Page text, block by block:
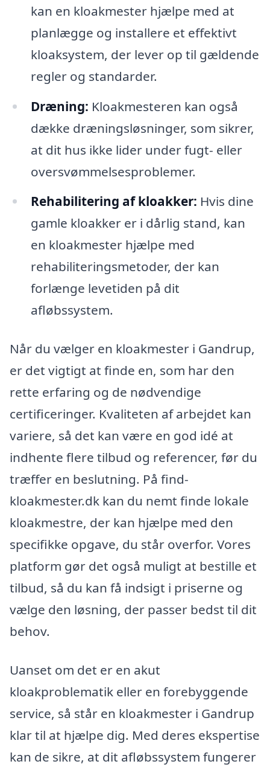
kan en kloakmester hjælpe med at
planlægge og installere et effektivt
kloaksystem, der lever op til gældende
regler og standarder.
Dræning: Kloakmesteren kan også
dække dræningsløsninger, som sikrer,
at dit hus ikke lider under fugt- eller
oversvømmelsesproblemer.
Rehabilitering af kloakker: Hvis dine
gamle kloakker er i dårlig stand, kan
en kloakmester hjælpe med
rehabiliteringsmetoder, der kan
forlænge levetiden på dit
afløbssystem.
Når du vælger en kloakmester i Gandrup,
er det vigtigt at finde en, som har den
rette erfaring og de nødvendige
certificeringer. Kvaliteten af arbejdet kan
variere, så det kan være en god idé at
indhente flere tilbud og referencer, før du
træffer en beslutning. På find-
kloakmester.dk kan du nemt finde lokale
kloakmestre, der kan hjælpe med den
specifikke opgave, du står overfor. Vores
platform gør det også muligt at bestille et
tilbud, så du kan få indsigt i priserne og
vælge den løsning, der passer bedst til dit
behov.
Uanset om det er en akut
kloakproblematik eller en forebyggende
service, så står en kloakmester i Gandrup
klar til at hjælpe dig. Med deres ekspertise
kan de sikre, at dit afløbssystem fungerer